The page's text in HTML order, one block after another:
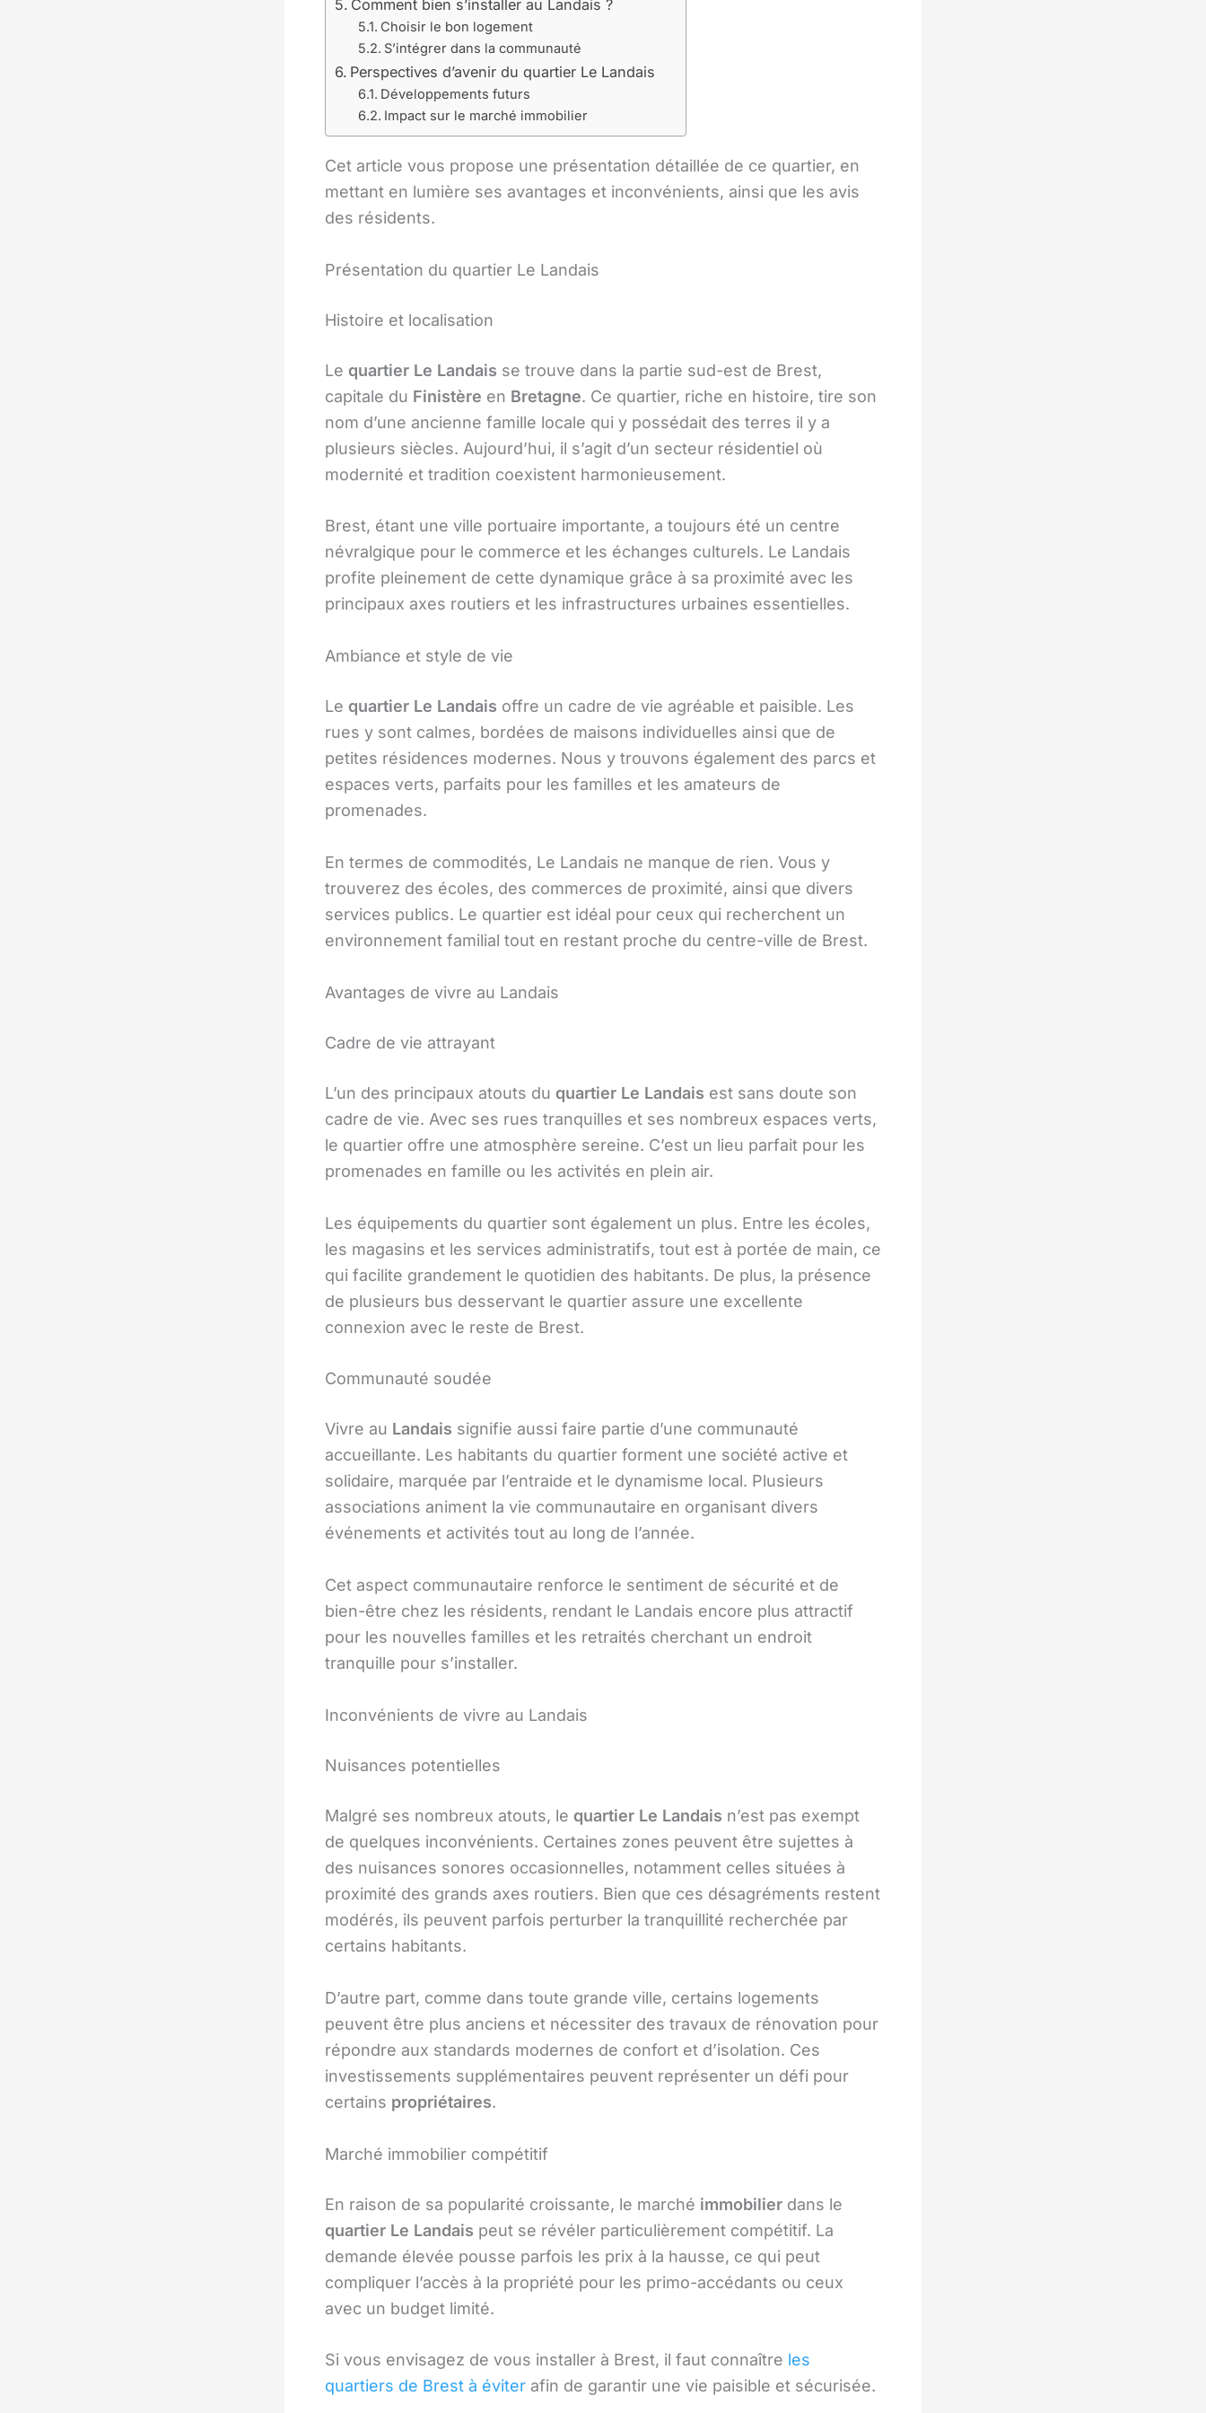
Comment bien s’installer au Landais ?
Choisir le bon logement
S’intégrer dans la communauté
Perspectives d’avenir du quartier Le Landais
Développements futurs
Impact sur le marché immobilier
Cet article vous propose une présentation détaillée de ce quartier, en
mettant en lumière ses avantages et inconvénients, ainsi que les avis
des résidents.
Présentation du quartier Le Landais
Histoire et localisation
Le quartier Le Landais se trouve dans la partie sud-est de Brest,
capitale du Finistère en Bretagne. Ce quartier, riche en histoire, tire son
nom d’une ancienne famille locale qui y possédait des terres il y a
plusieurs siècles. Aujourd’hui, il s’agit d’un secteur résidentiel où
modernité et tradition coexistent harmonieusement.
Brest, étant une ville portuaire importante, a toujours été un centre
névralgique pour le commerce et les échanges culturels. Le Landais
profite pleinement de cette dynamique grâce à sa proximité avec les
principaux axes routiers et les infrastructures urbaines essentielles.
Ambiance et style de vie
Le quartier Le Landais offre un cadre de vie agréable et paisible. Les
rues y sont calmes, bordées de maisons individuelles ainsi que de
petites résidences modernes. Nous y trouvons également des parcs et
espaces verts, parfaits pour les familles et les amateurs de
promenades.
En termes de commodités, Le Landais ne manque de rien. Vous y
trouverez des écoles, des commerces de proximité, ainsi que divers
services publics. Le quartier est idéal pour ceux qui recherchent un
environnement familial tout en restant proche du centre-ville de Brest.
Avantages de vivre au Landais
Cadre de vie attrayant
L’un des principaux atouts du quartier Le Landais est sans doute son
cadre de vie. Avec ses rues tranquilles et ses nombreux espaces verts,
le quartier offre une atmosphère sereine. C’est un lieu parfait pour les
promenades en famille ou les activités en plein air.
Les équipements du quartier sont également un plus. Entre les écoles,
les magasins et les services administratifs, tout est à portée de main, ce
qui facilite grandement le quotidien des habitants. De plus, la présence
de plusieurs bus desservant le quartier assure une excellente
connexion avec le reste de Brest.
Communauté soudée
Vivre au Landais signifie aussi faire partie d’une communauté
accueillante. Les habitants du quartier forment une société active et
solidaire, marquée par l’entraide et le dynamisme local. Plusieurs
associations animent la vie communautaire en organisant divers
événements et activités tout au long de l’année.
Cet aspect communautaire renforce le sentiment de sécurité et de
bien-être chez les résidents, rendant le Landais encore plus attractif
pour les nouvelles familles et les retraités cherchant un endroit
tranquille pour s’installer.
Inconvénients de vivre au Landais
Nuisances potentielles
Malgré ses nombreux atouts, le quartier Le Landais n’est pas exempt
de quelques inconvénients. Certaines zones peuvent être sujettes à
des nuisances sonores occasionnelles, notamment celles situées à
proximité des grands axes routiers. Bien que ces désagréments restent
modérés, ils peuvent parfois perturber la tranquillité recherchée par
certains habitants.
D’autre part, comme dans toute grande ville, certains logements
peuvent être plus anciens et nécessiter des travaux de rénovation pour
répondre aux standards modernes de confort et d’isolation. Ces
investissements supplémentaires peuvent représenter un défi pour
certains propriétaires.
Marché immobilier compétitif
En raison de sa popularité croissante, le marché immobilier dans le
quartier Le Landais peut se révéler particulièrement compétitif. La
demande élevée pousse parfois les prix à la hausse, ce qui peut
compliquer l’accès à la propriété pour les primo-accédants ou ceux
avec un budget limité.
Si vous envisagez de vous installer à Brest, il faut connaître les
quartiers de Brest à éviter afin de garantir une vie paisible et sécurisée.